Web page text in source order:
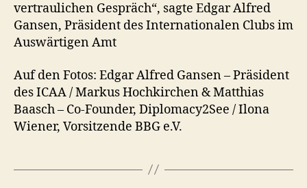
vertraulichen Gespräch“, sagte Edgar Alfred
Gansen, Präsident des Internationalen Clubs im
Auswärtigen Amt
Auf den Fotos: Edgar Alfred Gansen – Präsident
des ICAA / Markus Hochkirchen & Matthias
Baasch – Co-Founder, Diplomacy2See / Ilona
Wiener, Vorsitzende BBG e.V.